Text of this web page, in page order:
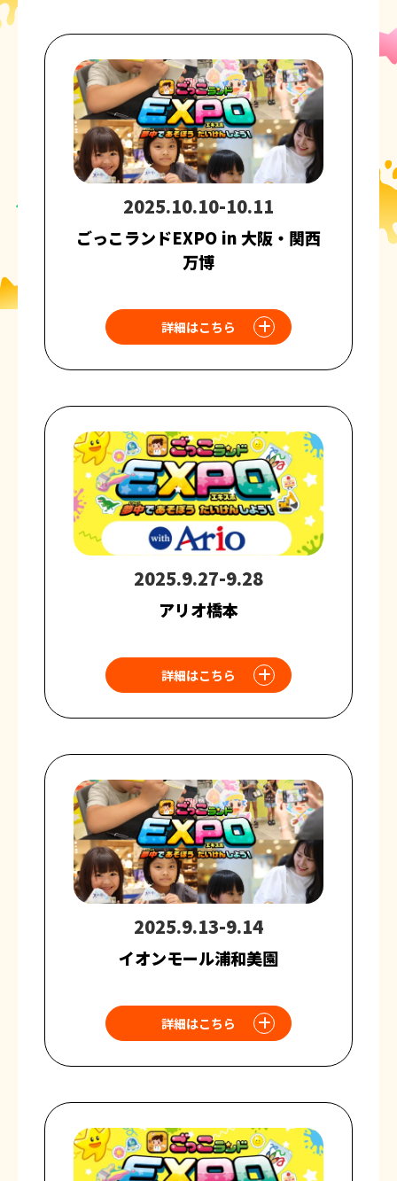
2025.10.10-10.11
ごっこランドEXPO in 大阪・関西
万博
詳細はこちら
2025.9.27-9.28
アリオ橋本
詳細はこちら
2025.9.13-9.14
イオンモール浦和美園
詳細はこちら